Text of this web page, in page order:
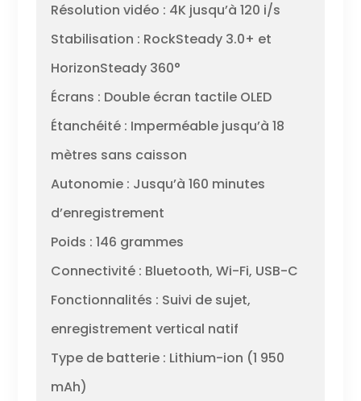
Résolution vidéo : 4K jusqu’à 120 i/s
Stabilisation : RockSteady 3.0+ et
HorizonSteady 360°
Écrans : Double écran tactile OLED
Étanchéité : Imperméable jusqu’à 18
mètres sans caisson
Autonomie : Jusqu’à 160 minutes
d’enregistrement
Poids : 146 grammes
Connectivité : Bluetooth, Wi-Fi, USB-C
Fonctionnalités : Suivi de sujet,
enregistrement vertical natif
Type de batterie : Lithium-ion (1 950
mAh)